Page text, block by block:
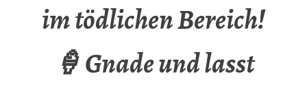
im tödlichen Bereich!
🍦 Gnade und lasst